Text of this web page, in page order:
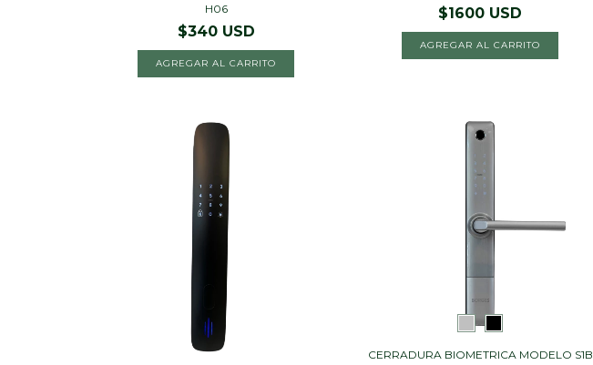
H06
$340 USD
AGREGAR AL CARRITO
$1600 USD
AGREGAR AL CARRITO
CERRADURA BIOMETRICA MODELO S1B